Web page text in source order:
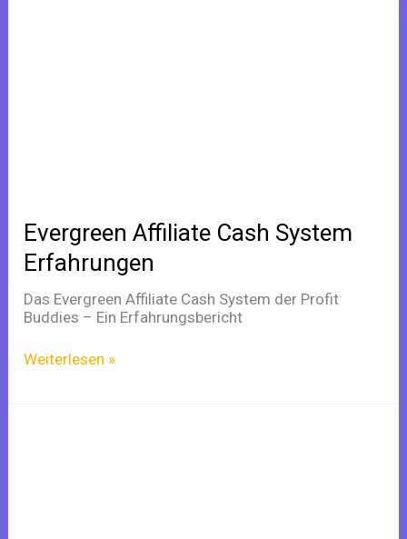
Evergreen Affiliate Cash System
Erfahrungen
Das Evergreen Affiliate Cash System der Profit
Buddies – Ein Erfahrungsbericht
Weiterlesen »